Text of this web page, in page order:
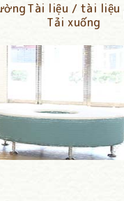
Tài liệu / tài liệu
Tải xuống